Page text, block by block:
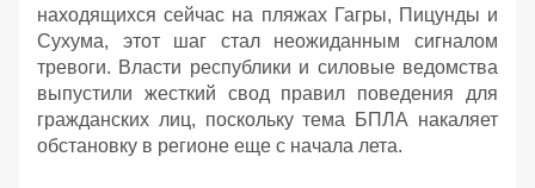
находящихся сейчас на пляжах Гагры, Пицунды и
Сухума, этот шаг стал неожиданным сигналом
тревоги. Власти республики и силовые ведомства
выпустили жесткий свод правил поведения для
гражданских лиц, поскольку тема БПЛА накаляет
обстановку в регионе еще с начала лета.